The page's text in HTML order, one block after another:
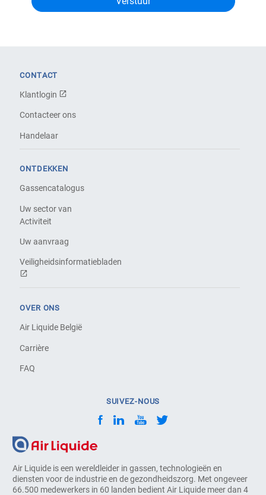
Air Liquide is een wereldleider in gassen, technologieën en
diensten voor de industrie en de gezondheidszorg. Met ongeveer
66.500 medewerkers in 60 landen bedient Air Liquide meer dan 4
CONTACT
Klantlogin
Contacteer ons
Handelaar
ONTDEKKEN
Gassencatalogus
Uw sector van
Activiteit
Uw aanvraag
Veiligheidsinformatiebladen
OVER ONS
Air Liquide België
Carrière
FAQ
SUIVEZ-NOUS